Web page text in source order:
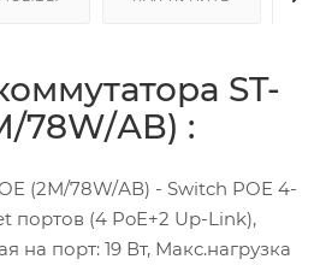
ST-
78W/АВ) :
(2М/78W/АВ) - Switch POE 4-
портов (4 PoE+2 Up-Link),
на порт: 19 Вт, Макс.нагрузка